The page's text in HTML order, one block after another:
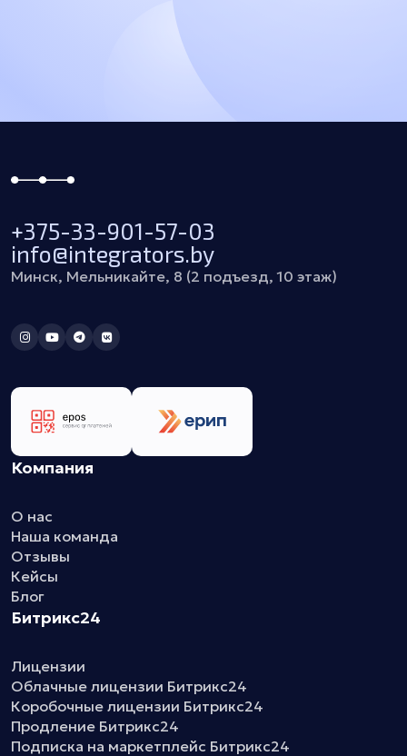
+375-33-901-57-03
info@integrators.by
Минск, Мельникайте, 8 (2 подъезд, 10 этаж)
Компания
О нас
Наша команда
Отзывы
Кейсы
Блог
Битрикс24
Лицензии
Облачные лицензии Битрикс24
Коробочные лицензии Битрикс24
Продление Битрикс24
Подписка на маркетплейс Битрикс24